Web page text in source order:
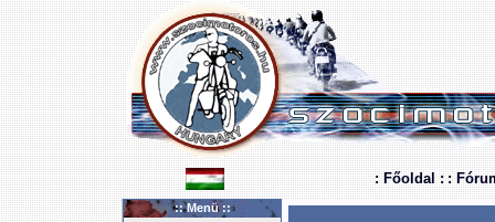
: Főoldal : :
:: Menü ::